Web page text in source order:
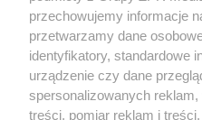
tym także elektroniczny lub
eksploatacji w jakiejkolwiek formie,
Internecie bez pisemnej zgody
wykorzystanie utworów w całości
tzn. bez właściwej zgody, jest
ścigane prawnie.
przechowujemy informacje
przetwarzamy dane
identyfikatory, standardowe
urządzenie czy dane
spersonalizowanych
treści, pomiar reklam i